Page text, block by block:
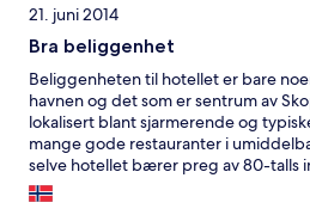
21. juni 2014
Bra beliggenhet
Beliggenheten til hotellet er bare
havnen og det som er sentrum av
lokalisert blant sjarmerende og
mange gode restauranter i
selve hotellet bærer preg av 80-talls
standard, både på renslighet og
er at det ikke er internett på rommet